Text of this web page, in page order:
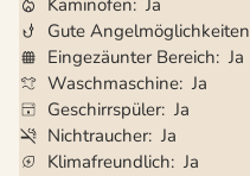
Kaminofen Ja
Gute Angelmöglichkeiten
Eingezäunter Bereich Ja
Waschmaschine Ja
Geschirrspüler Ja
Nichtraucher Ja
Klimafreundlich Ja